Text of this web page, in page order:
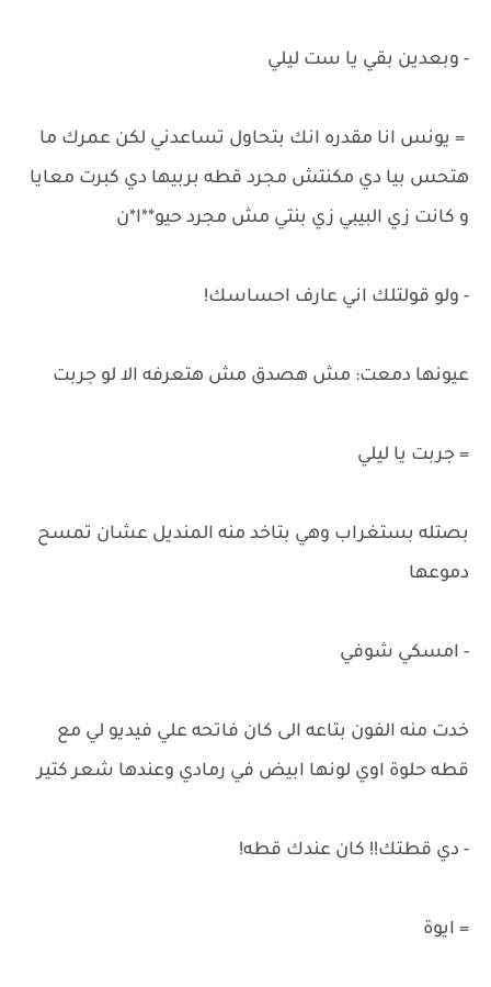
- وبعدين بقي يا ست ليلي
= يونس انا مقدره انك بتحاول تساعدني لكن عمرك ما
هتحس بيا دي مكنتش مجرد قطه بربيها دي كبرت معايا
و كانت زي البيبي زي بنتي مش مجرد حيو**ا*ن
- ولو قولتلك اني عارف احساسك!
عيونها دمعت: مش هصدق مش هتعرفه الا لو جربت
= جربت يا ليلي
بصتله بستغراب وهي بتاخد منه المنديل عشان تمسح
دموعها
- امسكي شوفي
خدت منه الفون بتاعه الى كان فاتحه علي فيديو لي مع
قطه حلوة اوي لونها ابيض في رمادي وعندها شعر كتير
- دي قطتك!! كان عندك قطه!
= ايوة